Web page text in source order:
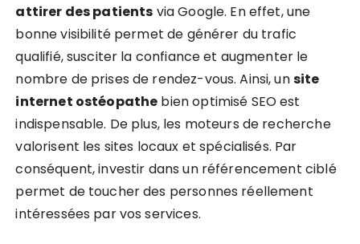
attirer des patients via Google. En effet, une
bonne visibilité permet de générer du trafic
qualifié, susciter la confiance et augmenter le
nombre de prises de rendez-vous. Ainsi, unsite
internet ostéopathe bien optimisé SEO est
indispensable. De plus, les moteurs de recherche
valorisent les sites locaux et spécialisés. Par
conséquent, investir dans un référencement ciblé
permet de toucher des personnes réellement
intéressées par vos services.